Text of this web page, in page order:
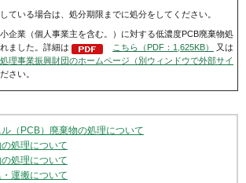
ている場合は、処分期限までに処分をしてください。
企業（個人事業主を含む。）に対する低濃度PCB廃棄物処
ました。詳細は
こちら（PDF：1,625KB）
又は
理事業振興財団のホームページ（別ウィンドウで外部サイ
さい。
（PCB）廃棄物の処理について
処理について
処理について
運搬について